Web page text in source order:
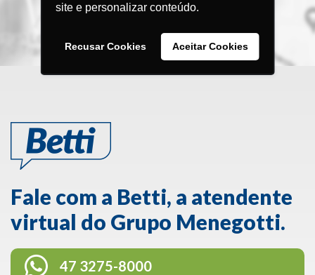
site e personalizar conteúdo.
Recusar Cookies Aceitar Cookies
Fale com a Betti, a atendente
virtual do Grupo Menegotti.
47 3275-8000